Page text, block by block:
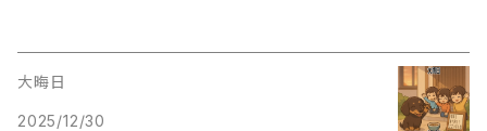
大晦日
2025/12/30